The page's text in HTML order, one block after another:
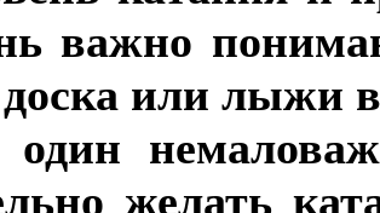
важно
доска или лыжи
желать